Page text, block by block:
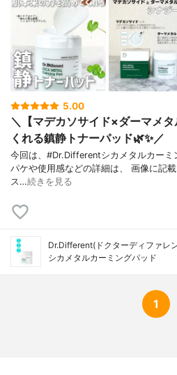
5.00
＼【マデカソサイド×ダーマメ
くれる鎮静トナーパッド🌿✨／
今回は、#Dr.Differentシカメタルカーミ
パケや使用感などの詳細は、 画像に記
ス…続きを見る
Dr.Different(ドクターディファレ
シカメタルカーミングパッド
1